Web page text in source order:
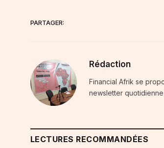
PARTAGER:
Rédaction
Financial Afrik se
newsletter
LECTURES RECOMMANDÉES